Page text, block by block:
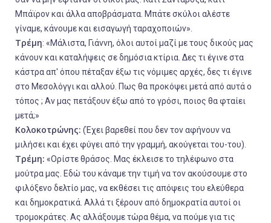
Μπάϊρον και άλλα αποβράσματα. Μπάτε σκύλοι αλέστε
γίναμε, κάνουμε και εισαγωγή ταραχοποιών».
Τρέμη: «Μάλιστα, Γιάννη, όλοι αυτοί μαζί με τους δικούς μας
κάνουν και καταλήψεις σε δημόσια κτίρια. Δες τι έγινε στα
κάστρα απ' όπου πέταξαν έξω τις νόμιμες αρχές, δες τι έγινε
στο Μεσολόγγι και αλλού. Πως θα προκόψει μετά από αυτά ο
τόπος ; Αν μας πετάξουν έξω από το γρόσι, ποιος θα φταίει
μετά;»
Κολοκοτρώνης: (Έχει βαρεθεί που δεν τον αφήνουν να
μιλήσει και έχει φύγει από την γραμμή, ακούγεται του-του).
Τρέμη: «Ορίστε θράσος. Μας έκλεισε το τηλέφωνο στα
μούτρα μας. Εδώ του κάναμε την τιμή να τον ακούσουμε στο
φιλόξενο δελτίο μας, να εκθέσει τις απόψεις του ελεύθερα
και δημοκρατικά. Αλλά τι ξέρουν από δημοκρατία αυτοί οι
τρομοκράτες. Ας αλλάξουμε τώρα θέμα, να πούμε για τις